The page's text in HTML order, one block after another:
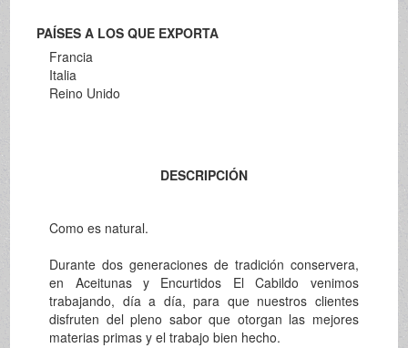
PAÍSES A LOS QUE EXPORTA
Francia
Italia
Reino Unido
DESCRIPCIÓN
Como es natural.
Durante dos generaciones de tradición conservera,
en Aceitunas y Encurtidos El Cabildo venimos
trabajando, día a día, para que nuestros clientes
disfruten del pleno sabor que otorgan las mejores
materias primas y el trabajo bien hecho.